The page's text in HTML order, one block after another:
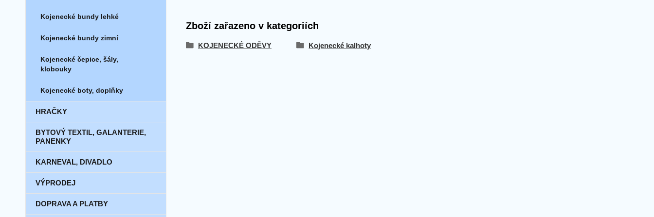
Kojenecké bundy lehké
Kojenecké bundy zimní
Kojenecké čepice, šály,
klobouky
Kojenecké boty, doplňky
HRAČKY
BYTOVÝ TEXTIL, GALANTERIE,
PANENKY
KARNEVAL, DIVADLO
VÝPRODEJ
DOPRAVA A PLATBY
Zboží zařazeno v kategoriích
KOJENECKÉ ODĚVY Kojenecké kalhoty